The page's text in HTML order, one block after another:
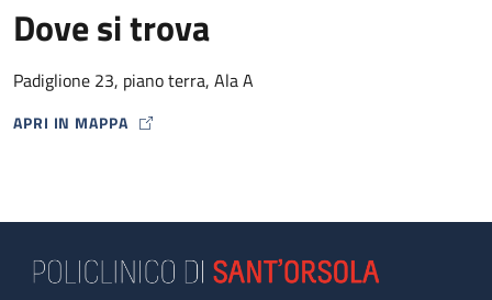
Dove si trova
Padiglione 23, piano terra, Ala A
APRI IN MAPPA
MAP ICON